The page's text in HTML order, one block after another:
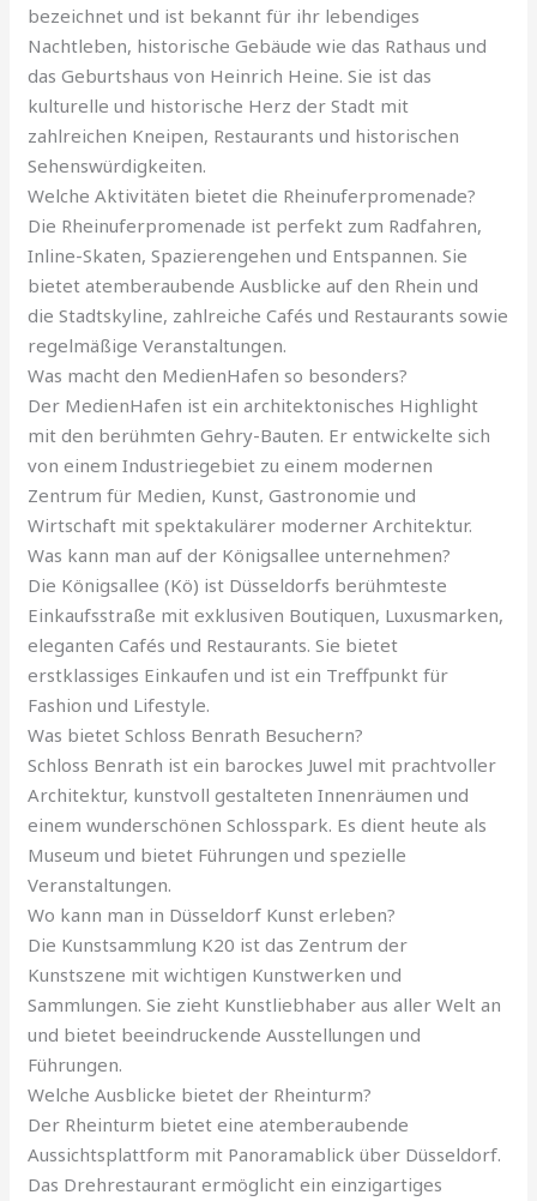
bezeichnet und ist bekannt für ihr lebendiges
Nachtleben, historische Gebäude wie das Rathaus und
das Geburtshaus von Heinrich Heine. Sie ist das
kulturelle und historische Herz der Stadt mit
zahlreichen Kneipen, Restaurants und historischen
Sehenswürdigkeiten.
Welche Aktivitäten bietet die Rheinuferpromenade?
Die Rheinuferpromenade ist perfekt zum Radfahren,
Inline-Skaten, Spazierengehen und Entspannen. Sie
bietet atemberaubende Ausblicke auf den Rhein und
die Stadtskyline, zahlreiche Cafés und Restaurants sowie
regelmäßige Veranstaltungen.
Was macht den MedienHafen so besonders?
Der MedienHafen ist ein architektonisches Highlight
mit den berühmten Gehry-Bauten. Er entwickelte sich
von einem Industriegebiet zu einem modernen
Zentrum für Medien, Kunst, Gastronomie und
Wirtschaft mit spektakulärer moderner Architektur.
Was kann man auf der Königsallee unternehmen?
Die Königsallee (Kö) ist Düsseldorfs berühmteste
Einkaufsstraße mit exklusiven Boutiquen, Luxusmarken,
eleganten Cafés und Restaurants. Sie bietet
erstklassiges Einkaufen und ist ein Treffpunkt für
Fashion und Lifestyle.
Was bietet Schloss Benrath Besuchern?
Schloss Benrath ist ein barockes Juwel mit prachtvoller
Architektur, kunstvoll gestalteten Innenräumen und
einem wunderschönen Schlosspark. Es dient heute als
Museum und bietet Führungen und spezielle
Veranstaltungen.
Wo kann man in Düsseldorf Kunst erleben?
Die Kunstsammlung K20 ist das Zentrum der
Kunstszene mit wichtigen Kunstwerken und
Sammlungen. Sie zieht Kunstliebhaber aus aller Welt an
und bietet beeindruckende Ausstellungen und
Führungen.
Welche Ausblicke bietet der Rheinturm?
Der Rheinturm bietet eine atemberaubende
Aussichtsplattform mit Panoramablick über Düsseldorf.
Das Drehrestaurant ermöglicht ein einzigartiges